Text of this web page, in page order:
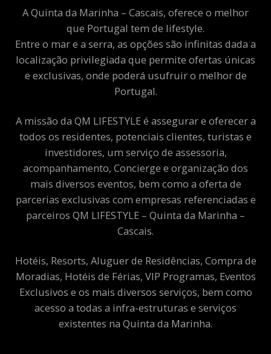
A Quinta da Marinha – Cascais, oferece o melhor
que Portugal tem de lifestyle.
Entre o mar e a serra, as opções são infinitas dada a
localização privilegiada que permite ofertas únicas
e exclusivas, onde poderá usufruir o melhor de
Portugal.
A missão da QM LIFESTYLE é assegurar e oferecer a
todos os residentes, potenciais clientes, turistas e
investidores, um serviço de assessoria,
acompanhamento, Concierge e organização dos
mais diversos eventos, bem como a oferta de
parcerias exclusivas com empresas referenciadas e
parceiros QM LIFESTYLE – Quinta da Marinha –
Cascais.
Hotéis, Resorts, Aluguer de Residências, Compra de
Moradias, Hotéis de Férias, VIP Programas, Eventos
Exclusivos e os mais diversos serviços, bem como
acesso a todas a infra-estruturas e serviços
existentes na Quinta da Marinha.